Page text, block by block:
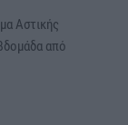
Αστικής
από